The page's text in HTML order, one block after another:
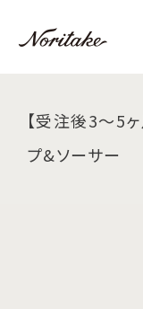
【受注後3～5
プ&ソーサー